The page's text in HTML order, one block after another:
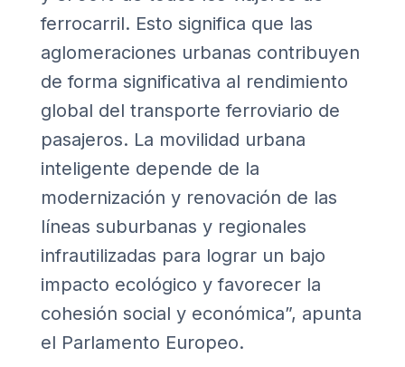
ferrocarril. Esto significa que las
aglomeraciones urbanas contribuyen
de forma significativa al rendimiento
global del transporte ferroviario de
pasajeros. La movilidad urbana
inteligente depende de la
modernización y renovación de las
líneas suburbanas y regionales
infrautilizadas para lograr un bajo
impacto ecológico y favorecer la
cohesión social y económica”, apunta
el Parlamento Europeo.